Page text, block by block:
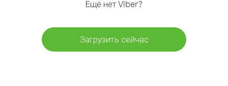
Ещё нет Viber?
Загрузить сейчас